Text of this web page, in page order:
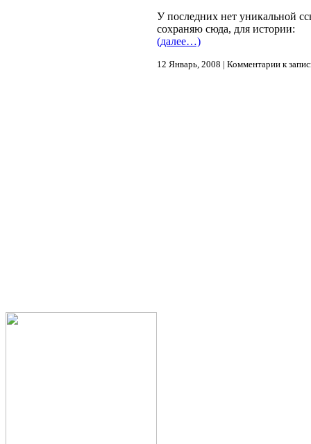
У последних нет уникальной
сохраняю сюда, для истории:
(далее…)
12 Январь, 2008 | Комментарии к